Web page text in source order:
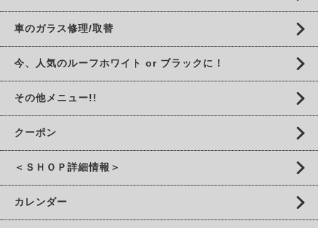
車のガラス修理/取替
今、人気のルーフホワイト or ブラックに！
その他メニュー!!
クーポン
＜ＳＨＯＰ詳細情報＞
カレンダー